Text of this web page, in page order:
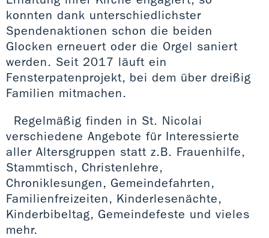
konnten dank unterschiedlichster
Spendenaktionen schon die beiden
Glocken erneuert oder die Orgel saniert
werden. Seit 2017 läuft ein
Fensterpatenprojekt, bei dem über dreißig
Familien mitmachen.
Regelmäßig finden in St. Nicolai
verschiedene Angebote für Interessierte
aller Altersgruppen statt z.B. Frauenhilfe,
Stammtisch, Christenlehre,
Chroniklesungen, Gemeindefahrten,
Familienfreizeiten, Kinderlesenächte,
Kinderbibeltag, Gemeindefeste und vieles
mehr.